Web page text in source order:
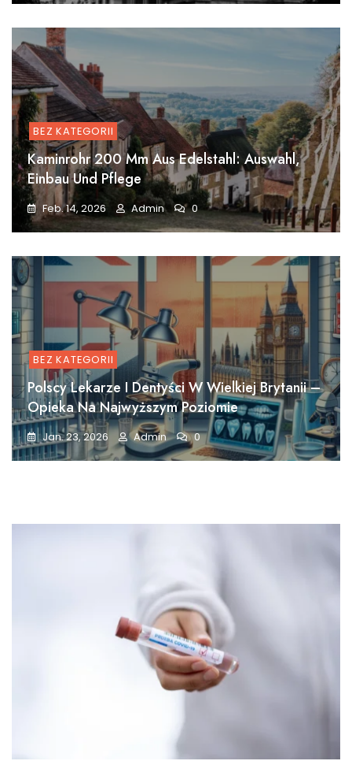
BEZ KATEGORII
Kaminrohr 200 Mm Aus Edelstahl: Auswahl,
Einbau Und Pflege
Feb. 14, 2026 Admin 0
BEZ KATEGORII
Polscy Lekarze I Dentyści W Wielkiej Brytanii –
Opieka Na Najwyższym Poziomie
Jan. 23, 2026 Admin 0